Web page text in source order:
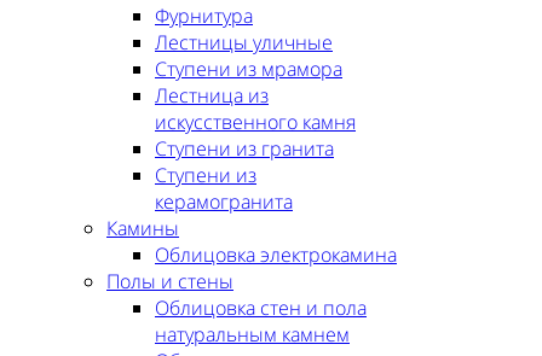
Фурнитура
Лестницы уличные
Ступени из мрамора
Лестница из
искусственного камня
Ступени из гранита
Ступени из
керамогранита
Камины
Облицовка электрокамина
Полы и стены
Облицовка стен и пола
натуральным камнем